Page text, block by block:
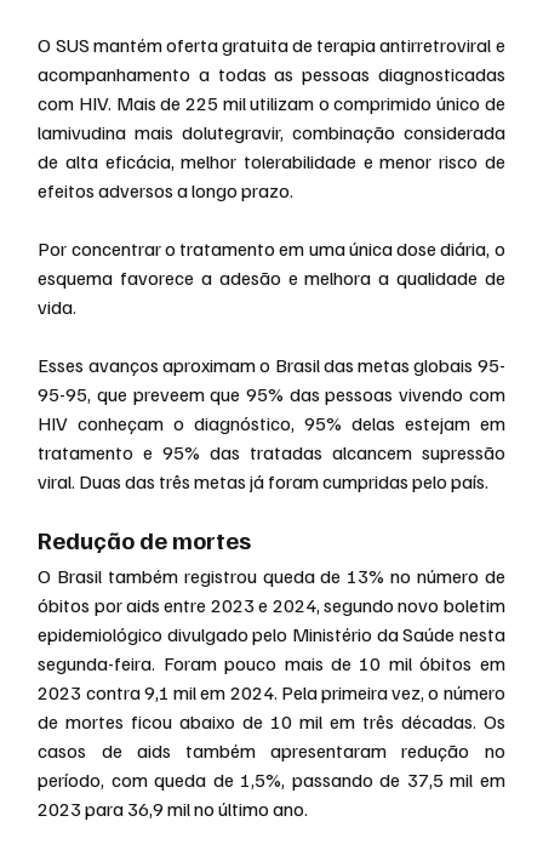
O SUS mantém oferta gratuita de terapia antirretroviral e
acompanhamento a todas as pessoas diagnosticadas
com HIV. Mais de 225 mil utilizam o comprimido único de
lamivudina mais dolutegravir, combinação considerada
de alta eficácia, melhor tolerabilidade e menor risco de
efeitos adversos a longo prazo.
Por concentrar o tratamento em uma única dose diária, o
esquema favorece a adesão e melhora a qualidade de
vida.
Esses avanços aproximam o Brasil das metas globais 95-
95-95, que preveem que 95% das pessoas vivendo com
HIV conheçam o diagnóstico, 95% delas estejam em
tratamento e 95% das tratadas alcancem supressão
viral. Duas das três metas já foram cumpridas pelo país.
Redução de mortes
O Brasil também registrou queda de 13% no número de
óbitos por aids entre 2023 e 2024, segundo novo boletim
epidemiológico divulgado pelo Ministério da Saúde nesta
segunda-feira. Foram pouco mais de 10 mil óbitos em
2023 contra 9,1 mil em 2024. Pela primeira vez, o número
de mortes ficou abaixo de 10 mil em três décadas. Os
casos de aids também apresentaram redução no
período, com queda de 1,5%, passando de 37,5 mil em
2023 para 36,9 mil no último ano.